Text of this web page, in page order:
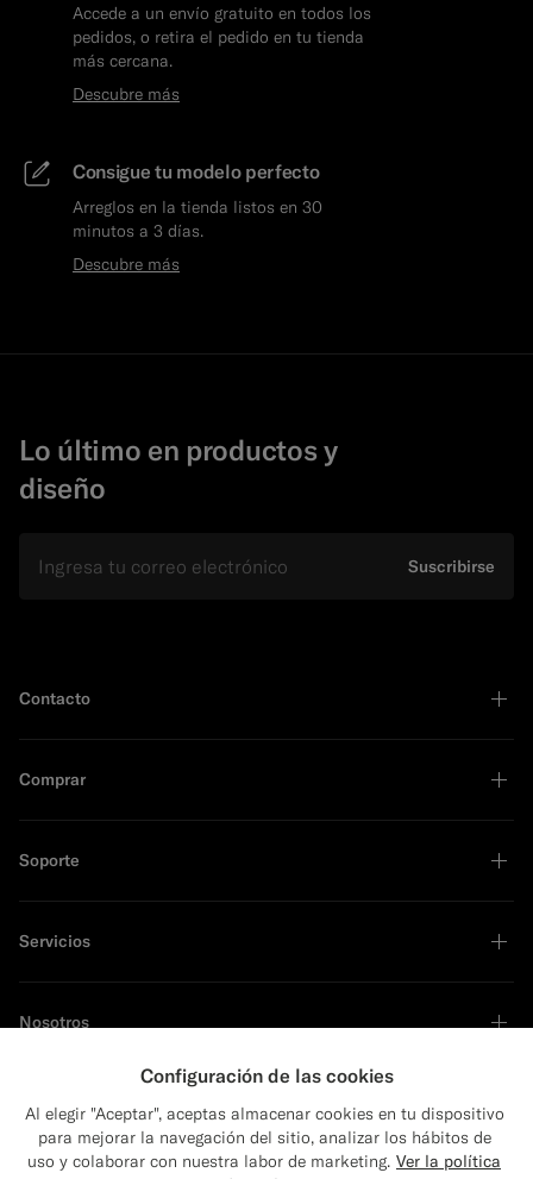
Accede a un envío gratuito en todos los
pedidos, o retira el pedido en tu tienda
más cercana.
Descubre más
Consigue tu modelo perfecto
Arreglos en la tienda listos en 30
minutos a 3 días.
Descubre más
Lo último en productos y
diseño
Suscribirse
Contacto
Comprar
Soporte
Servicios
Nosotros
Líder en sostenibilidad
Configuración de las cookies
Al elegir "Aceptar", aceptas almacenar cookies en tu dispositivo
para mejorar la navegación del sitio, analizar los hábitos de
uso y colaborar con nuestra labor de marketing. Ver la política